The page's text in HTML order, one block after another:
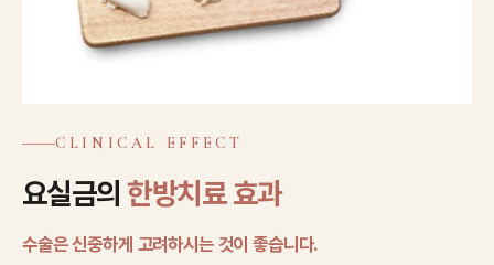
CLINICAL EFFECT
요실금의한방치료 효과
수술은 신중하게 고려하시는 것이 좋습니다.